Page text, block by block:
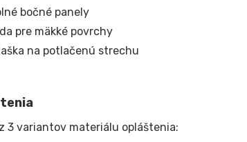
bočné panely
pre mäkké povrchy
na potlačenú strechu
3 variantov materiálu opláštenia: